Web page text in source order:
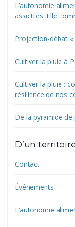
L’autonomie
assiettes. Elle
Projection-débat «
Cultiver la pluie à
Cultiver la pluie :
résilience de nos
De la pyramide
D’un
Contact
Événements
L’autonomie